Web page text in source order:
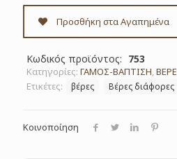
Προσθήκη στα Αγαπημένα
Κωδικός προϊόντος: 753
Κατηγορίες: ΓΑΜΟΣ-ΒΑΠΤΙΣΗ,
Ετικέτες:
βέρες Βέρες διάφορες
Κοινοποίηση